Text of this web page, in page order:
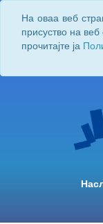
На оваа веб
присуство на
прочитајте ја